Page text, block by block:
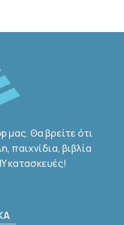
μας. Θα βρείτε ότι
παιχνίδια, βιβλία
κατασκευές!